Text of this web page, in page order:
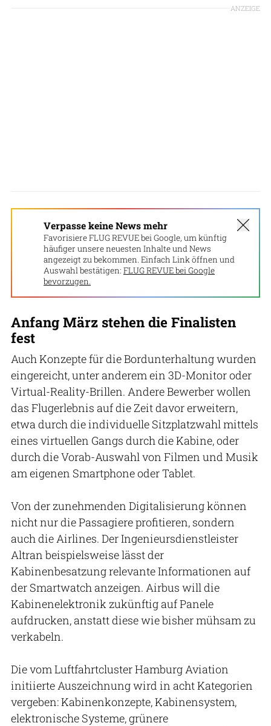
ANZEIGE
Verpasse keine News mehr
Favorisiere FLUG REVUE bei Google, um künftig
häufiger unsere neuesten Inhalte und News
angezeigt zu bekommen. Einfach Link öffnen und
Auswahl bestätigen: FLUG REVUE bei Google
bevorzugen.
Anfang März stehen die Finalisten
fest
Auch Konzepte für die Bordunterhaltung wurden
eingereicht, unter anderem ein 3D-Monitor oder
Virtual-Reality-Brillen. Andere Bewerber wollen
das Flugerlebnis auf die Zeit davor erweitern,
etwa durch die individuelle Sitzplatzwahl mittels
eines virtuellen Gangs durch die Kabine, oder
durch die Vorab-Auswahl von Filmen und Musik
am eigenen Smartphone oder Tablet.
Von der zunehmenden Digitalisierung können
nicht nur die Passagiere profitieren, sondern
auch die Airlines. Der Ingenieursdienstleister
Altran beispielsweise lässt der
Kabinenbesatzung relevante Informationen auf
der Smartwatch anzeigen. Airbus will die
Kabinenelektronik zukünftig auf Panele
aufdrucken, anstatt diese wie bisher mühsam zu
verkabeln.
Die vom Luftfahrtcluster Hamburg Aviation
initiierte Auszeichnung wird in acht Kategorien
vergeben: Kabinenkonzepte, Kabinensystem,
elektronische Systeme, grünere